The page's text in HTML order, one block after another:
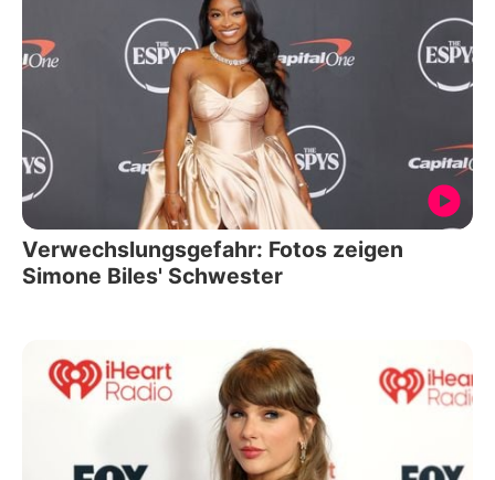
Verwechslungsgefahr: Fotos zeigen
Simone Biles' Schwester